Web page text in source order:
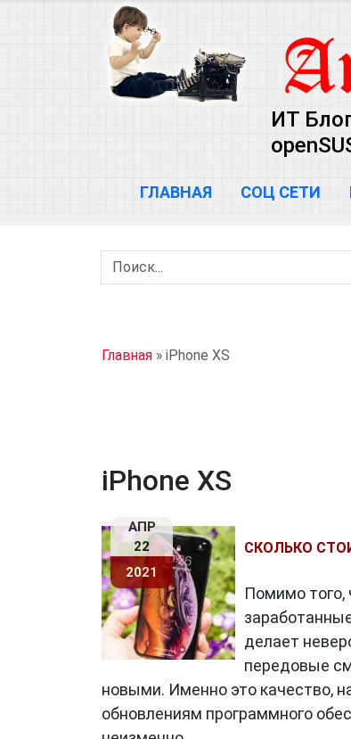
ИТ
ГЛАВНАЯ СОЦ СЕТИ
Главная » iPhone XS
iPhone XS
АПР
22
2021
СКОЛЬКО
Помимо того,
делает
передовые
новыми. Именно это качество,
обновлениям программного